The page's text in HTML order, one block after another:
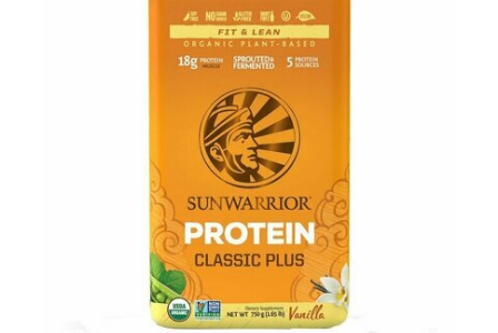
L’ÉQUILIBRE PARFAIT ENTRE DOUCEUR ET INTENSITÉ
Un café riche avec un soupçon de caramel pour un
moment de pure détente… ou de concentration avant le
Une énergie immédiate et stable, sans pic de glycémie,
qui vous accompagne toute la matinée et un allié parfait
après l’entraînement.
Pour ceux qui veulent retrouver le plaisir d’un vrai café
glacé, sans se sentir lourd ni affamé.
Latte Macchiato Glacé Protéiné